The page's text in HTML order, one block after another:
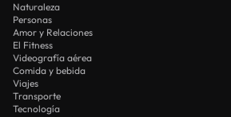
Naturaleza
Personas
Amor y Relaciones
El Fitness
Videografía aérea
Comida y bebida
Viajes
Transporte
Tecnología